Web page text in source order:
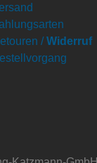
/ Widerruf